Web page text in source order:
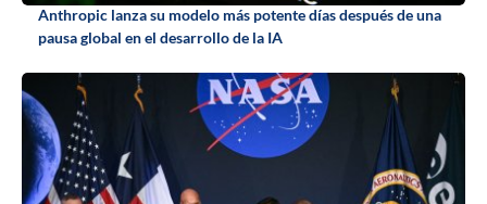
Anthropic lanza su modelo más potente días después de una
pausa global en el desarrollo de la IA